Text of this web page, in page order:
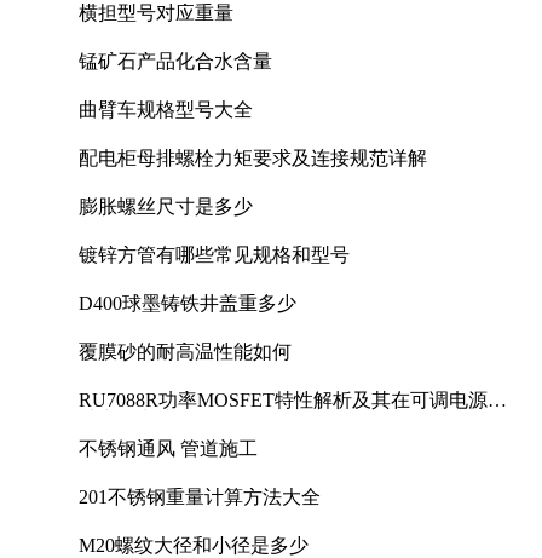
横担型号对应重量
锰矿石产品化合水含量
曲臂车规格型号大全
配电柜母排螺栓力矩要求及连接规范详解
膨胀螺丝尺寸是多少
镀锌方管有哪些常见规格和型号
D400球墨铸铁井盖重多少
覆膜砂的耐高温性能如何
RU7088R功率MOSFET特性解析及其在可调电源设
不锈钢通风 管道施工
201不锈钢重量计算方法大全
M20螺纹大径和小径是多少